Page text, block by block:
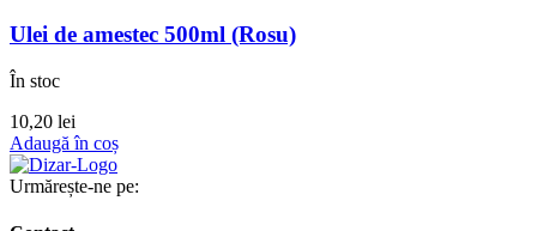
Ulei de amestec 500ml (Rosu)
În stoc
10,20 lei
Adaugă în coș
Urmărește-ne pe: